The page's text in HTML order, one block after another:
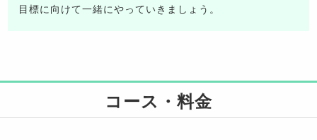
目標に向けて一緒にやっていきましょう。
コース・料金